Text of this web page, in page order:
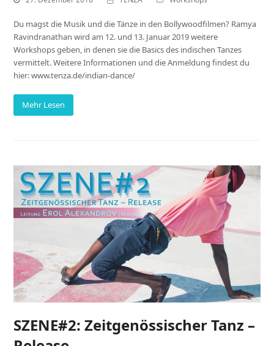
Du magst die Musik und die Tänze in den Bollywoodfilmen? Ramya
Ravindranathan wird am 12. und 13. Januar 2019 weitere
Workshops geben, in denen sie die Basics des indischen Tanzes
vermittelt. Weitere Informationen und die Anmeldung findest du
hier: www.tenza.de/indian-dance/
Mehr Lesen
SZENE#2: Zeitgenössischer Tanz –